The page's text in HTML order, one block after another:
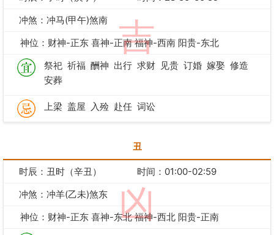
吉
冲煞：冲马(甲午)煞南
神位：财神-正东 喜神-正南 福神-西南 阳贵-东北
祭祀 祈福 酬神 出行 求财 见贵 订婚 嫁娶 修造
安葬
上梁 盖屋 入殓 赴任 词讼
丑
凶
时辰：丑时（辛丑）
时间：01:00-02:59
冲煞：冲羊(乙未)煞东
神位：财神-正东 喜神-东北 福神-西北 阳贵-正南